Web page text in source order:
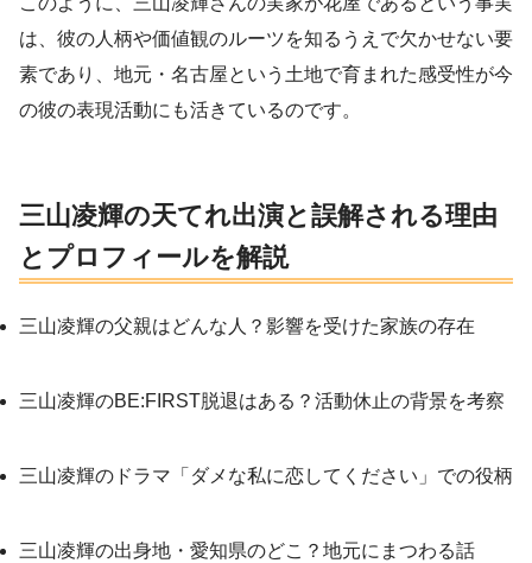
は、彼の人柄や価値観のルーツを知るうえで欠かせない要
素であり、地元・名古屋という土地で育まれた感受性が今
の彼の表現活動にも活きているのです。
三山凌輝の天てれ出演と誤解される理由
とプロフィールを解説
三山凌輝の父親はどんな人？影響を受けた家族の存在
三山凌輝のBE:FIRST脱退はある？活動休止の背景を考察
三山凌輝のドラマ「ダメな私に恋してください」での役柄
三山凌輝の出身地・愛知県のどこ？地元にまつわる話